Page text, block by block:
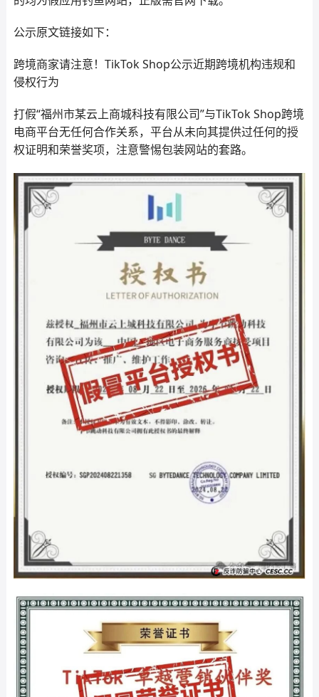
公示原文链接如下：
跨境商家请注意！TikTok Shop公示近期跨境机构违规和
侵权行为
打假“福州市某云上商城科技有限公司”与TikTok Shop跨境
电商平台无任何合作关系，平台从未向其提供过任何的授
权证明和荣誉奖项，注意警惕包装网站的套路。